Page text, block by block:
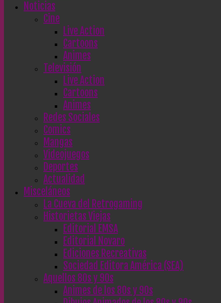
Noticias
Cine
Live Action
Cartoons
Animes
Televisión
Live Action
Cartoons
Animes
Redes Sociales
Comics
Mangas
Videojuegos
Deportes
Actualidad
Misceláneos
La Cueva del Retrogaming
Historietas Viejas
Editorial EMSA
Editorial Novaro
Ediciones Recreativas
Sociedad Editora América (SEA)
Aquellos 80s y 90s
Animes de los 80s y 90s